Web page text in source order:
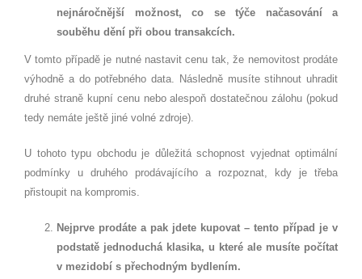
nejnáročnější možnost, co se týče načasování a
souběhu dění při obou transakcích.
V tomto případě je nutné nastavit cenu tak, že nemovitost prodáte
výhodně a do potřebného data. Následně musíte stihnout uhradit
druhé straně kupní cenu nebo alespoň dostatečnou zálohu (pokud
tedy nemáte ještě jiné volné zdroje).
U tohoto typu obchodu je důležitá schopnost vyjednat optimální
podmínky u druhého prodávajícího a rozpoznat, kdy je třeba
přistoupit na kompromis.
Nejprve prodáte a pak jdete kupovat – tento případ je v
podstatě jednoduchá klasika, u které ale musíte počítat
v mezidobí s přechodným bydlením.